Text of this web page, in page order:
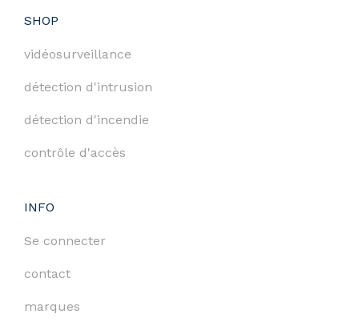
SHOP
vidéosurveillance
détection d'intrusion
détection d'incendie
contrôle d'accès
INFO
Se connecter
contact
marques